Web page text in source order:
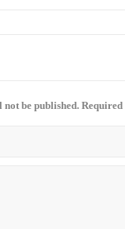
be published.